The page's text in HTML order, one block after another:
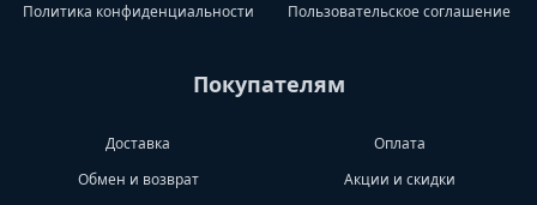
Политика конфиденциальности
Пользовательское соглашение
Покупателям
Доставка
Оплата
Обмен и возврат
Акции и скидки